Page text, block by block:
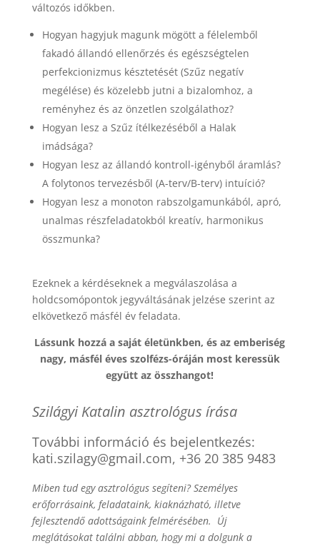
változós időkben.
Hogyan hagyjuk magunk mögött a félelemből
fakadó állandó ellenőrzés és egészségtelen
perfekcionizmus késztetését (Szűz negatív
megélése) és közelebb jutni a bizalomhoz, a
reményhez és az önzetlen szolgálathoz?
Hogyan lesz a Szűz ítélkezéséből a Halak
imádsága?
Hogyan lesz az állandó kontroll-igényből áramlás?
A folytonos tervezésből (A-terv/B-terv) intuíció?
Hogyan lesz a monoton rabszolgamunkából, apró,
unalmas részfeladatokból kreatív, harmonikus
összmunka?
Ezeknek a kérdéseknek a megválaszolása a
holdcsomópontok jegyváltásának jelzése szerint az
elkövetkező másfél év feladata.
Lássunk hozzá a saját életünkben, és az emberiség
nagy, másfél éves szolfézs-óráján most keressük
együtt az összhangot!
Szilágyi Katalin asztrológus írása
További információ és bejelentkezés:
kati.szilagy@gmail.com, +36 20 385 9483
Miben tud egy asztrológus segíteni? Személyes
erőforrásaink, feladataink, kiaknázható, illetve
fejlesztendő adottságaink felmérésében. Új
meglátásokat találni abban, hogy mi a dolgunk a